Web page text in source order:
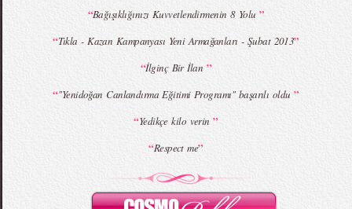
“Bağışıklığınızı Kuvvetlendirmenin 8 Yolu”
“Tıkla - Kazan Kampanyası Yeni Armağanları - Şubat 2013”
“İlginç Bir İlan ”
“''Yenidoğan Canlandırma Eğitimi Programı'' başarılı oldu”
“Yedikçe kilo verin”
“Respect me”